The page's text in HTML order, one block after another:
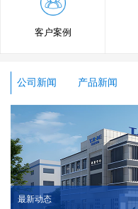
客户案例
公司新闻 产品新闻
最新动态